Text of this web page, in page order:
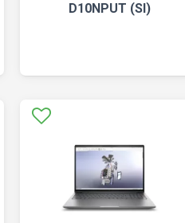
D10NPUT (SI)